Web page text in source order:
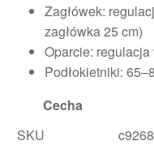
Zagłówek:
zagłówka 25 cm)
Oparcie:
Podłokietniki:
Cecha
SKU